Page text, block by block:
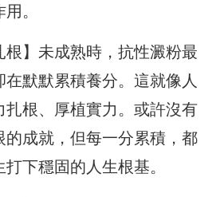
。
根】未成熟時，抗性澱粉最
默默累積養分。這就像人
扎根、厚植實力。或許沒有
的成就，但每一分累積，都
下穩固的人生根基。